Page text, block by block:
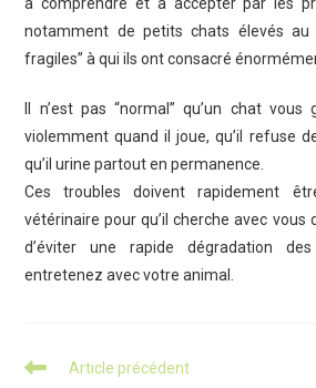
notamment de petits chats élevés au
fragiles” à qui ils ont consacré
Il n’est pas “normal” qu’un chat
violemment quand il joue, qu’il refuse
qu’il urine partout en permanence.
Ces troubles doivent rapidement
vétérinaire pour qu’il cherche avec vous
d’éviter une rapide dégradation
entretenez avec votre animal.
Read
Article précédent